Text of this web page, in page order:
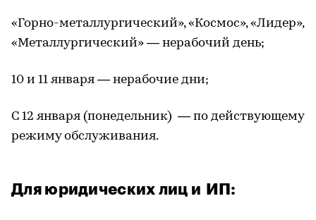
«Горно-металлургический», «Космос», «Лидер»,
«Металлургический» — нерабочий день;
10 и 11 января — нерабочие дни;
С 12 января (понедельник) — по действующему
режиму обслуживания.
Для юридических лиц и ИП: